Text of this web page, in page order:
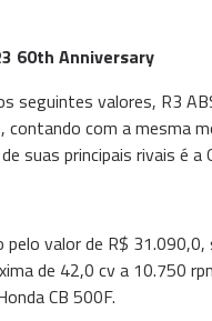
60th Anniversary
seguintes valores, R3
com a mesma
suas principais rivais é a
valor de R$
de 42,0 cv a 10.750
CB 500F.